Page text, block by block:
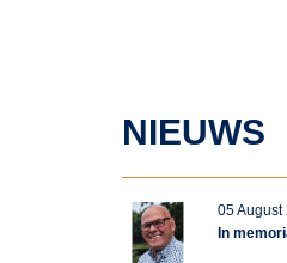
NIEUWS
05 August
In